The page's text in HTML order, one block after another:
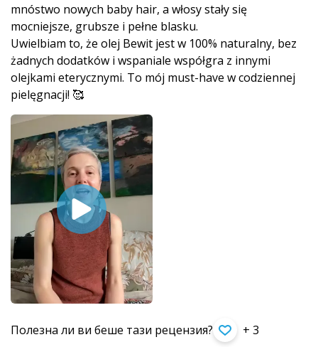
mnóstwo nowych baby hair, a włosy stały się
mocniejsze, grubsze i pełne blasku.
Uwielbiam to, że olej Bewit jest w 100% naturalny, bez
żadnych dodatków i wspaniale współgra z innymi
olejkami eterycznymi. To mój must-have w codziennej
pielęgnacji! 🥰
Полезна ли ви беше тази рецензия? + 3